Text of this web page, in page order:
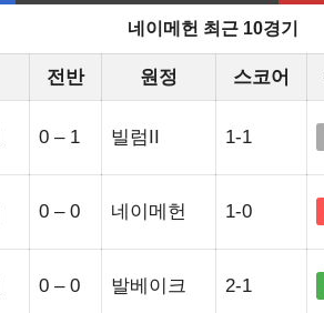
네이메헌 최근 10경기
전반 원정 스코어
0 – 1 빌럼II 1-1
0 – 0 네이메헌 1-0
0 – 0 발베이크 2-1